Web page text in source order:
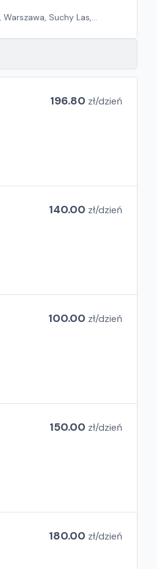
Suchy Las,
196.80 zł/dzień
140.00 zł/dzień
100.00 zł/dzień
150.00 zł/dzień
180.00 zł/dzień